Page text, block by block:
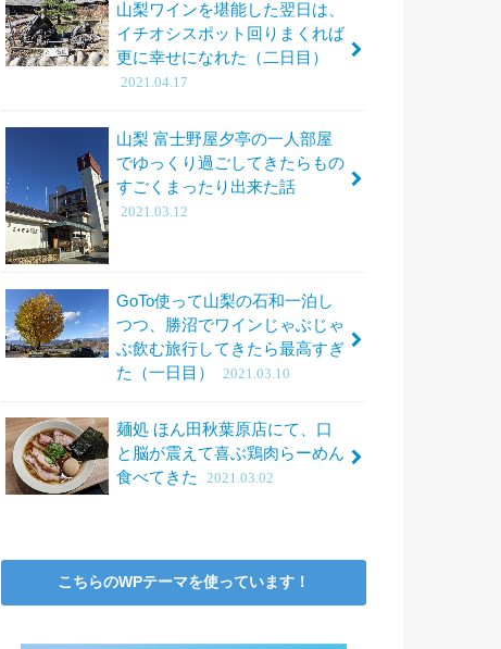
山梨ワインを堪能した翌日は、
イチオシスポット回りまくれば
更に幸せになれた（二日目）
2021.04.17
山梨 富士野屋夕亭の一人部屋
でゆっくり過ごしてきたらもの
すごくまったり出来た話
2021.03.12
GoTo使って山梨の石和一泊し
つつ、勝沼でワインじゃぶじゃ
ぶ飲む旅行してきたら最高すぎ
た（一日目）
2021.03.10
麺処 ほん田秋葉原店にて、口
と脳が震えて喜ぶ鶏肉らーめん
食べてきた
2021.03.02
こちらのWPテーマを使っています！